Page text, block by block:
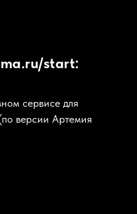
start:
сервисе для
версии Артемия